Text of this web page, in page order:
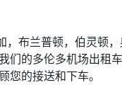
布兰普顿，伯灵顿，
们的多伦多机场出租
的接送和下车。